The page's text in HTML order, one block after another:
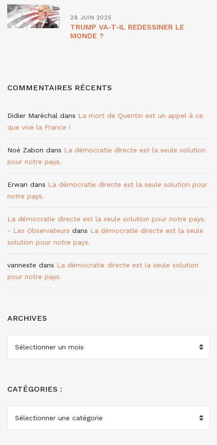
28 JUIN 2025
TRUMP VA-T-IL REDESSINER LE
MONDE ?
COMMENTAIRES RÉCENTS
Didier Maréchal dans La mort de Quentin est un appel à ce
que vive la France !
Noé Zabon dans La démocratie directe est la seule solution
pour notre pays.
Erwan dans La démocratie directe est la seule solution pour
notre pays.
La démocratie directe est la seule solution pour notre pays.
- Les Observateurs dans La démocratie directe est la seule
solution pour notre pays.
vanneste dans La démocratie directe est la seule solution
pour notre pays.
ARCHIVES
CATÉGORIES :